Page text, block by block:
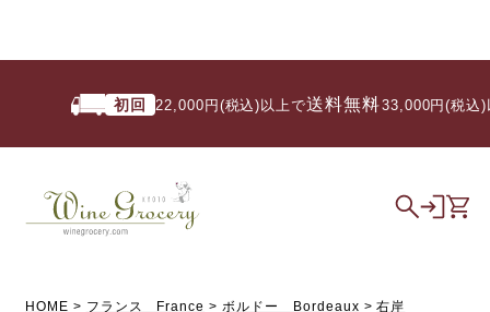
初回 22,000円(税込)以上で送料無料/ 33,000円(税込)
HOME フランス France ボルドー Bordeaux
右岸